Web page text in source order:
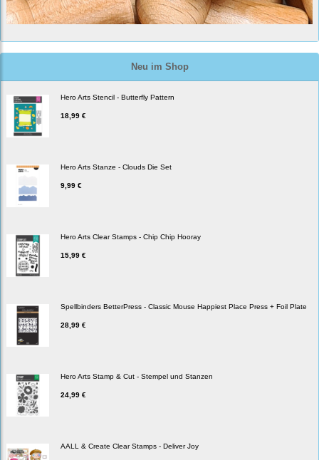
Neu im Shop
Hero Arts Stencil - Butterfly Pattern
18,99 €
Hero Arts Stanze - Clouds Die Set
9,99 €
Hero Arts Clear Stamps - Chip Chip Hooray
15,99 €
Spellbinders BetterPress - Classic Mouse Happiest Place Press + Foil Plate
28,99 €
Hero Arts Stamp & Cut - Stempel und Stanzen
24,99 €
AALL & Create Clear Stamps - Deliver Joy